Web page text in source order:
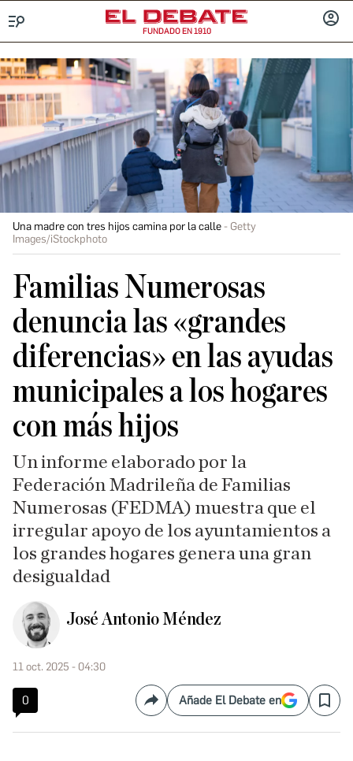
FUNDADO EN 1910
Una madre con tres hijos camina por la calle
Getty
Images/iStockphoto
Familias Numerosas
denuncia las «grandes
diferencias» en las ayudas
municipales a los hogares
con más hijos
Un informe elaborado por la
Federación Madrileña de Familias
Numerosas (FEDMA) muestra que el
irregular apoyo de los ayuntamientos a
los grandes hogares genera una gran
desigualdad
José Antonio Méndez
11 oct. 2025 - 04:30
0 CompartirAñade El Debate en Save